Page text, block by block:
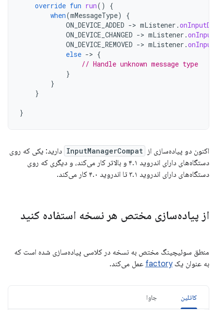
override fun run()
{
when(mMessageType)
{
ON_DEVICE_ADDED -> mListener .
ON_DEVICE_CHANGED -> mListener .
ON_DEVICE_REMOVED -> mListener .
else -> {
// Handle unknown message type
}
}
}
}
اکنون دو پیاده‌سازی از InputManagerCompat دارید: یکی که روی
دستگاه‌های دارای اندروید ۴.۱ و بالاتر کار می‌کند، و دیگری که روی
دستگاه‌های دارای اندروید ۳.۱ تا اندروید ۴.۰ کار می‌کند.
از پیاده‌سازی مختص هر نسخه استفاده کنید
منطق سوئیچینگ مختص به نسخه در کلاسی پیاده‌سازی شده است که
به عنوان یکfactory عمل می‌کند.
کاتلین جاوا